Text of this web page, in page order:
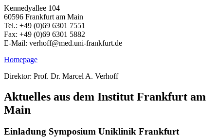
Kennedyallee 104
60596 Frankfurt am Main
Tel.: +49 (0)69 6301 7551
Fax: +49 (0)69 6301 5882
E-Mail: verhoff@med.uni-frankfurt.de
Homepage
Direktor: Prof. Dr. Marcel A. Verhoff
Aktuelles aus dem Institut Frankfurt am
Main
Einladung Symposium Uniklinik Frankfurt